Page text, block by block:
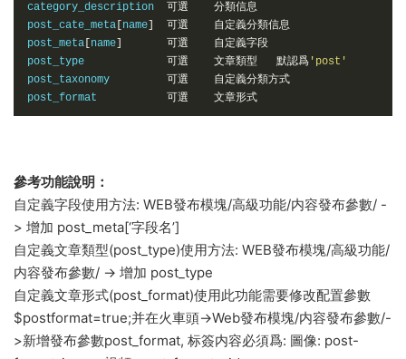
category_description
可選
分類信息
post_cate_meta name 可選
自定義分類信息
post_meta name 可選
自定義字段
post_type
可選 文章類型 默認爲 'post'
post_taxonomy
可選
自定義分類方式
post_format
可選 文章形式
參考功能說明：
自定義字段使用方法: WEB發布模塊/高級功能/内容發布參數/ -
> 增加 post_meta[‘字段名’]
自定義文章類型(post_type)使用方法: WEB發布模塊/高級功能/
内容發布參數/ -> 增加 post_type
自定義文章形式(post_format)使用此功能需要修改配置參數
$postformat=true;并在火車頭->Web發布模塊/内容發布參數/-
>新增發布參數post_format, 标簽内容必須爲: 圖像: post-